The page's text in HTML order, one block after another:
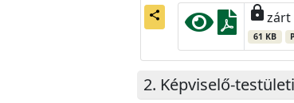
share lockzárt
61 KB
Képviselő-